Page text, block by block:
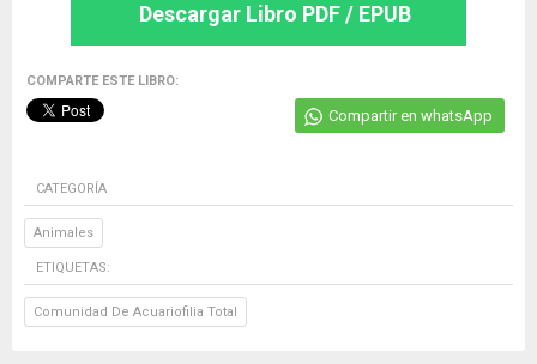
Descargar Libro PDF / EPUB
COMPARTE ESTE LIBRO:
Compartir en whatsApp
CATEGORÍA
Animales
ETIQUETAS:
Comunidad De Acuariofilia Total